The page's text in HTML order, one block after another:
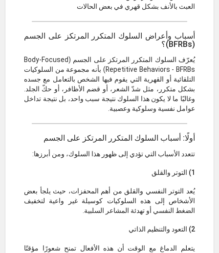
العبث بالأنف بشكل قهري في بعض الحالات
أسباب وأعراض السلوك المتكرر المرتكز على الجسم
(BFRBs)؟
يُعرّف السلوك المتكرر المرتكز على الجسم (Body-Focused
Repetitive Behaviors - BFRBs) بأنه مجموعة من السلوكيات
التلقائية أو القهرية التي يقوم فيها الشخص بالتعامل مع جسده
بشكل متكرر، مثل شدّ الشعر، أو قضم الأظافر، أو حكّ الجلد.
وغالبًا ما لا يكون هذا السلوك نتيجة سبب واحد، بل نتيجة تداخل
عوامل نفسية وسلوكية وعصبية.
أولًا: أسباب السلوك المتكرر المرتكز على الجسم
تتعدد الأسباب التي تؤدي إلى ظهور هذا السلوك، ومن أبرزها:
1) التوتر والقلق
يُعد التوتر النفسي والقلق من أهم المحفزات، حيث يلجأ بعض
الأشخاص إلى هذه السلوكيات كوسيلة غير واعية لتخفيف
الضغط النفسي أو تهدئة المشاعر السلبية.
2) التعود والتنظيم الذاتي
يتعلم الدماغ مع الوقت أن هذه الأفعال تمنح شعورًا مؤقتًا